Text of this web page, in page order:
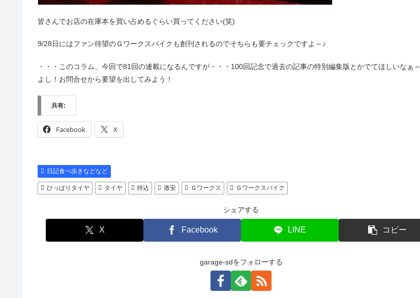
皆さんでお店の在庫本を買い占めるぐらい買ってください(笑)
9/28日にはファン待望のＧワークスバイクも創刊されるのでそちらも要チェックですよ～♪
・・・このコラム、今回で81回の連載になるんですが・・・100回記念で過去の記事の特別編集版とかでてほしいなぁ～
よし！お問合せから要望を出してみよう！
共有:
Facebook X
日記食べ歩きなどなど
ひっぱりタイヤ タイヤ 持込 激安 Ｇワークス Ｇワークスバイク
シェアする
X Facebook LINE コピー
garage-sdをフォローする